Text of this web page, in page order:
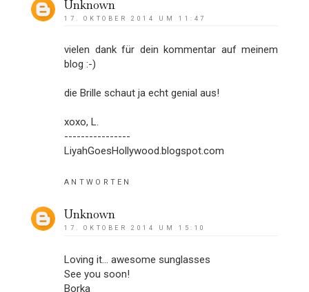
Unknown
17. OKTOBER 2014 UM 11:47
vielen dank für dein kommentar auf meinem
blog :-)
die Brille schaut ja echt genial aus!
xoxo, L.
----------------
LiyahGoesHollywood.blogspot.com
ANTWORTEN
Unknown
17. OKTOBER 2014 UM 15:10
Loving it… awesome sunglasses
See you soon!
Borka